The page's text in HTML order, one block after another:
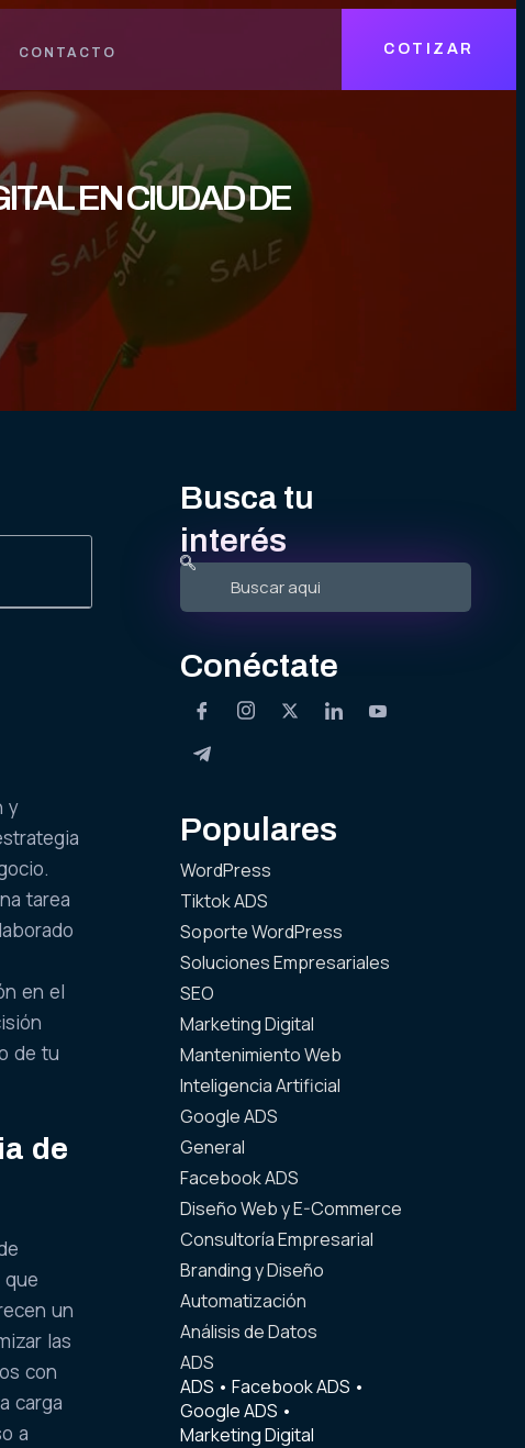
CONTACTO COTIZAR
EN CIUDAD DE
y
tarea
en el
de tu
de
un
las
con
carga
a
Busca tu
interés
Conéctate
Populares
WordPress
Tiktok ADS
Soporte WordPress
Soluciones Empresariales
SEO
Marketing Digital
Mantenimiento Web
Inteligencia Artificial
Google ADS
General
Facebook ADS
Diseño Web y E-Commerce
Consultoría Empresarial
Branding y Diseño
Automatización
Análisis de Datos
ADS
ADS •Facebook ADS •
Google ADS •
Marketing Digital